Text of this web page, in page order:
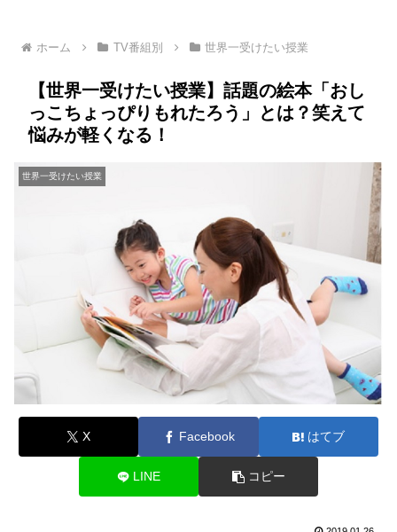
ホーム TV番組別 世界一受けたい授業
【世界一受けたい授業】話題の絵本「おし
っこちょっぴりもれたろう」とは？笑えて
悩みが軽くなる！
世界一受けたい授業
X Facebook はてブ
LINE コピー